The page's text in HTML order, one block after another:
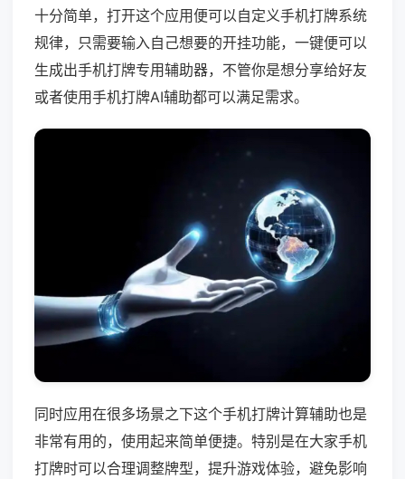
十分简单，打开这个应用便可以自定义手机打牌系统
规律，只需要输入自己想要的开挂功能，一键便可以
生成出手机打牌专用辅助器，不管你是想分享给好友
或者使用手机打牌AI辅助都可以满足需求。
同时应用在很多场景之下这个手机打牌计算辅助也是
非常有用的，使用起来简单便捷。特别是在大家手机
打牌时可以合理调整牌型，提升游戏体验，避免影响